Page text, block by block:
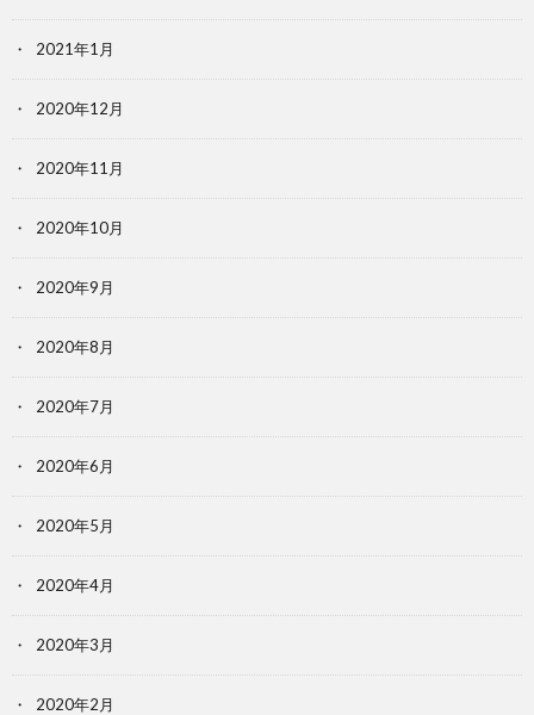
2021年1月
2020年12月
2020年11月
2020年10月
2020年9月
2020年8月
2020年7月
2020年6月
2020年5月
2020年4月
2020年3月
2020年2月